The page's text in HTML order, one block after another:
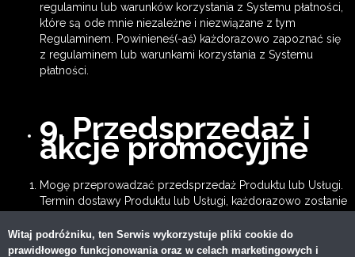
regulaminu lub warunków korzystania z Systemu płatności,
które są ode mnie niezależne i niezwiązane z tym
Regulaminem. Powinieneś(-aś) każdorazowo zapoznać się
z regulaminem lub warunkami korzystania z Systemu
płatności.
9. Przedsprzedaż i
akcje promocyjne
Mogę przeprowadzać przedsprzedaż Produktu lub Usługi.
Termin dostawy Produktu lub Usługi, każdorazowo zostanie
Zastrzega sobie prawo do organizowania akcji
promocyjnych, które mogą polegać na:
Witaj podróżniku, ten Serwis wykorzystuje pliki cookie do
prawidłowego funkcjonowania oraz w celach marketingowych i